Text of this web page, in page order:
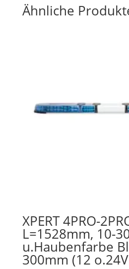
Ähnliche
XPERT 4PRO-
L=1528mm, 10-
u.Haubenfarbe
300mm (12